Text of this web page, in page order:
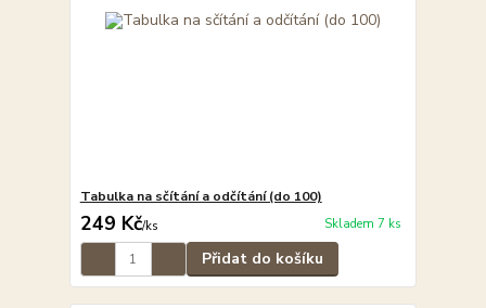
Tabulka na sčítání a odčítání (do 100)
249 Kč/ks Skladem 7 ks
Přidat do košíku